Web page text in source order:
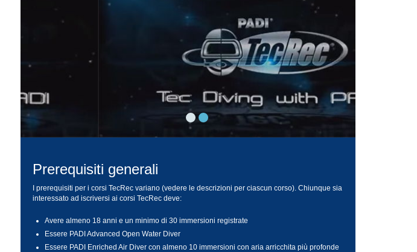
Prerequisiti generali
I prerequisiti per i corsi TecRec variano (vedere le descrizioni per ciascun corso). Chiunque sia
interessato ad iscriversi ai corsi TecRec deve:
Avere almeno 18 anni e un minimo di 30 immersioni registrate
Essere PADI Advanced Open Water Diver
Essere PADI Enriched Air Diver con almeno 10 immersioni con aria arricchita più profonde